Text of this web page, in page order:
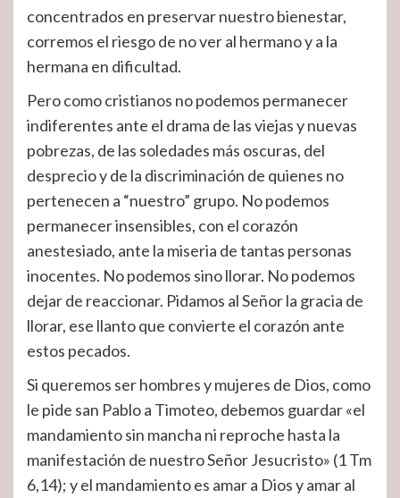
concentrados en preservar nuestro bienestar,
corremos el riesgo de no ver al hermano y a la
hermana en dificultad.
Pero como cristianos no podemos permanecer
indiferentes ante el drama de las viejas y nuevas
pobrezas, de las soledades más oscuras, del
desprecio y de la discriminación de quienes no
pertenecen a “nuestro” grupo. No podemos
permanecer insensibles, con el corazón
anestesiado, ante la miseria de tantas personas
inocentes. No podemos sino llorar. No podemos
dejar de reaccionar. Pidamos al Señor la gracia de
llorar, ese llanto que convierte el corazón ante
estos pecados.
Si queremos ser hombres y mujeres de Dios, como
le pide san Pablo a Timoteo, debemos guardar «el
mandamiento sin mancha ni reproche hasta la
manifestación de nuestro Señor Jesucristo» (1 Tm
6,14); y el mandamiento es amar a Dios y amar al